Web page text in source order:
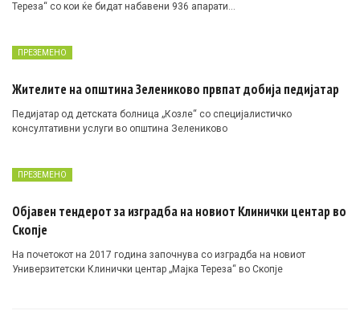
Тереза“ со кои ќе бидат набавени 936 апарати…
ПРЕЗЕМЕНО
Жителите на општина Зелениково првпат добија педијатар
Педијатар од детската болница „Козле“ со специјалистичко
консултативни услуги во општина Зелениково
ПРЕЗЕМЕНО
Објавен тендерот за изградба на новиот Клинички центар во
Скопје
На почетокот на 2017 година започнува со изградба на новиот
Универзитетски Клинички центар „Мајка Тереза“ во Скопје